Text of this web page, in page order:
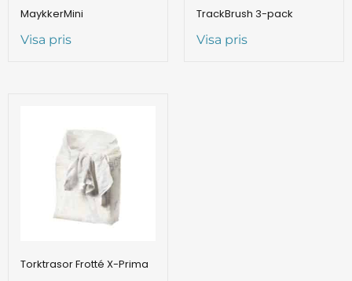
MaykkerMini
Visa pris
TrackBrush 3-pack
Visa pris
Torktrasor Frotté X-Prima